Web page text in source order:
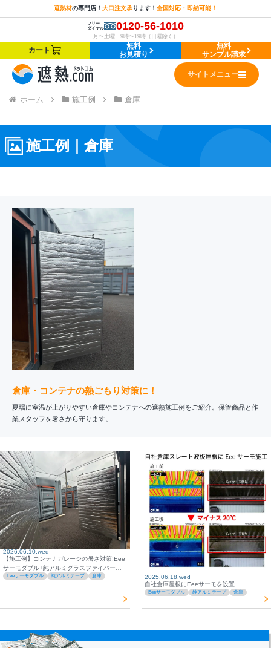
遮熱材の専門店！ 大口注文承ります！ 全国対応・即納可能！
フリー
ダイヤル
0120-56-1010
月〜土曜 9時〜19時（日曜除く）
カート
無料
お見積り
無料
サンプル請求
サイトメニュー
ホーム 施工例 倉庫
施工例｜ 倉庫
倉庫・コンテナの熱ごもり対策に！
夏場に室温が上がりやすい倉庫やコンテナへの遮熱施工例をご紹介。保管商品と作
業スタッフを暑さから守ります。
2026.06.10.wed
【施工例】コンテナガレージの暑さ対策!Eee
サーモダブル+純アルミグラスファイバーテ
ープで隙間なく完璧施工
Eeeサーモダブル 純アルミテープ 倉庫
2025.06.18.wed
自社倉庫屋根にEeeサーモを設置
Eeeサーモダブル 純アルミテープ 倉庫